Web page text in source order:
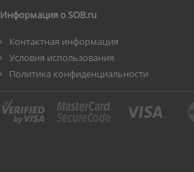
Информация о SOB.ru
Контактная информация
Условия использования
Политика конфиденциальности